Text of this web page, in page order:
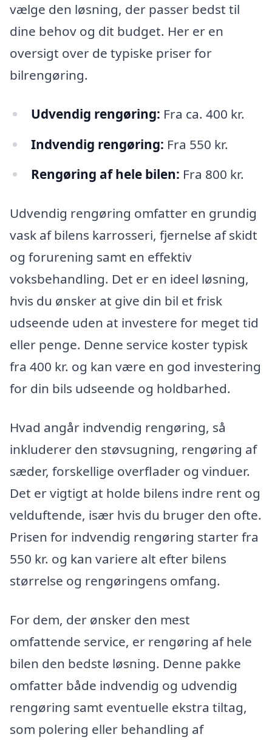
vælge den løsning, der passer bedst til
dine behov og dit budget. Her er en
oversigt over de typiske priser for
bilrengøring.
Udvendig rengøring: Fra ca. 400 kr.
Indvendig rengøring: Fra 550 kr.
Rengøring af hele bilen: Fra 800 kr.
Udvendig rengøring omfatter en grundig
vask af bilens karrosseri, fjernelse af skidt
og forurening samt en effektiv
voksbehandling. Det er en ideel løsning,
hvis du ønsker at give din bil et frisk
udseende uden at investere for meget tid
eller penge. Denne service koster typisk
fra 400 kr. og kan være en god investering
for din bils udseende og holdbarhed.
Hvad angår indvendig rengøring, så
inkluderer den støvsugning, rengøring af
sæder, forskellige overflader og vinduer.
Det er vigtigt at holde bilens indre rent og
velduftende, især hvis du bruger den ofte.
Prisen for indvendig rengøring starter fra
550 kr. og kan variere alt efter bilens
størrelse og rengøringens omfang.
For dem, der ønsker den mest
omfattende service, er rengøring af hele
bilen den bedste løsning. Denne pakke
omfatter både indvendig og udvendig
rengøring samt eventuelle ekstra tiltag,
som polering eller behandling af